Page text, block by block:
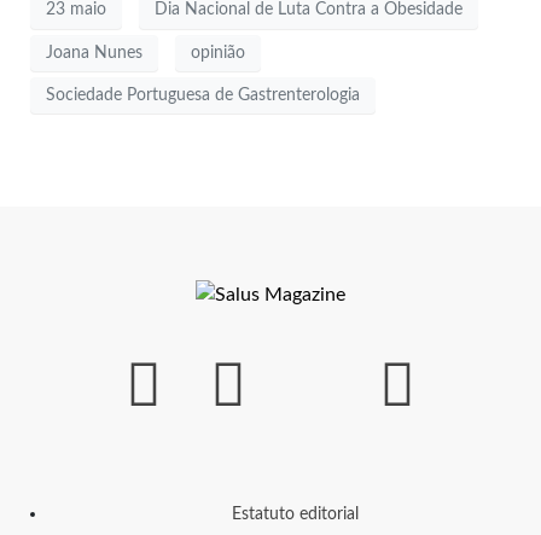
23 maio Dia Nacional de Luta Contra a Obesidade
Joana Nunes opinião
Sociedade Portuguesa de Gastrenterologia
Estatuto editorial